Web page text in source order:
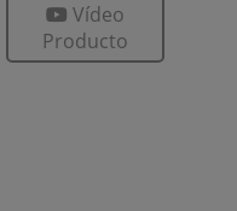
Vídeo
Producto